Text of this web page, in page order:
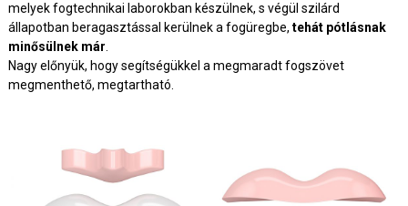
melyek fogtechnikai laborokban készülnek, s végül szilárd
állapotban beragasztással kerülnek a fogüregbe, tehát pótlásnak
minősülnek már.
Nagy előnyük, hogy segítségükkel a megmaradt fogszövet
megmenthető, megtartható.